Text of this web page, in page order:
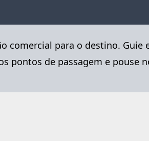
comercial para o destino. Guie
pontos de passagem e pouse